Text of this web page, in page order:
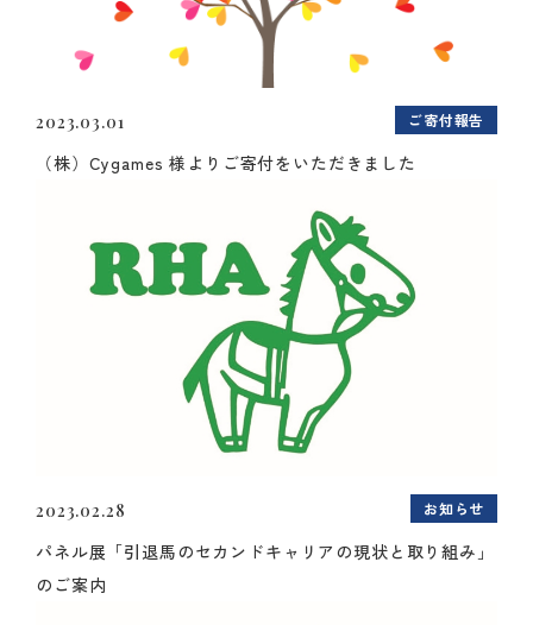
2023.03.01 ご寄付報告
（株）Cygames 様よりご寄付をいただきました
2023.02.28 お知らせ
パネル展「引退馬のセカンドキャリアの現状と取り組み」
のご案内